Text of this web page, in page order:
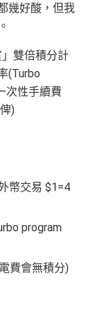
幾好酸，但我
雙倍積分計
(Turbo
次性手續費
)
幣交易 $1=4
program
費會無積分)